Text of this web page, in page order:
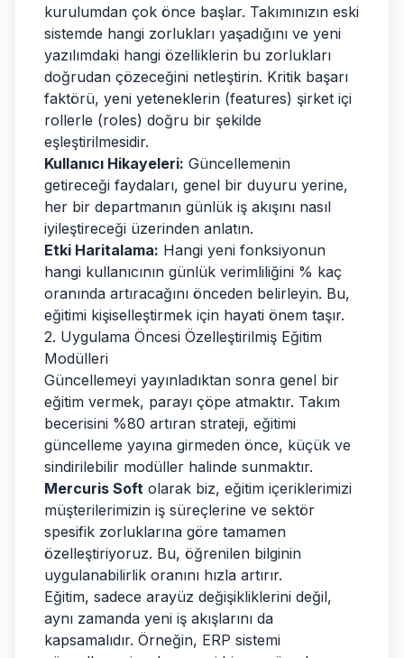
kurulumdan çok önce başlar. Takımınızın eski
sistemde hangi zorlukları yaşadığını ve yeni
yazılımdaki hangi özelliklerin bu zorlukları
doğrudan çözeceğini netleştirin. Kritik başarı
faktörü, yeni yeteneklerin (features) şirket içi
rollerle (roles) doğru bir şekilde
eşleştirilmesidir.
Kullanıcı Hikayeleri: Güncellemenin
getireceği faydaları, genel bir duyuru yerine,
her bir departmanın günlük iş akışını nasıl
iyileştireceği üzerinden anlatın.
Etki Haritalama: Hangi yeni fonksiyonun
hangi kullanıcının günlük verimliliğini % kaç
oranında artıracağını önceden belirleyin. Bu,
eğitimi kişiselleştirmek için hayati önem taşır.
2. Uygulama Öncesi Özelleştirilmiş Eğitim
Modülleri
Güncellemeyi yayınladıktan sonra genel bir
eğitim vermek, parayı çöpe atmaktır. Takım
becerisini %80 artıran strateji, eğitimi
güncelleme yayına girmeden önce, küçük ve
sindirilebilir modüller halinde sunmaktır.
Mercuris Soft olarak biz, eğitim içeriklerimizi
müşterilerimizin iş süreçlerine ve sektör
spesifik zorluklarına göre tamamen
özelleştiriyoruz. Bu, öğrenilen bilginin
uygulanabilirlik oranını hızla artırır.
Eğitim, sadece arayüz değişikliklerini değil,
aynı zamanda yeni iş akışlarını da
kapsamalıdır. Örneğin, ERP sistemi